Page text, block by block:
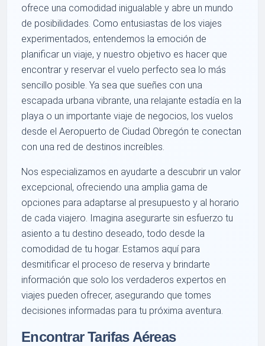
ofrece una comodidad inigualable y abre un mundo
de posibilidades. Como entusiastas de los viajes
experimentados, entendemos la emoción de
planificar un viaje, y nuestro objetivo es hacer que
encontrar y reservar el vuelo perfecto sea lo más
sencillo posible. Ya sea que sueñes con una
escapada urbana vibrante, una relajante estadía en la
playa o un importante viaje de negocios, los vuelos
desde el Aeropuerto de Ciudad Obregón te conectan
con una red de destinos increíbles.
Nos especializamos en ayudarte a descubrir un valor
excepcional, ofreciendo una amplia gama de
opciones para adaptarse al presupuesto y al horario
de cada viajero. Imagina asegurarte sin esfuerzo tu
asiento a tu destino deseado, todo desde la
comodidad de tu hogar. Estamos aquí para
desmitificar el proceso de reserva y brindarte
información que solo los verdaderos expertos en
viajes pueden ofrecer, asegurando que tomes
decisiones informadas para tu próxima aventura.
Encontrar Tarifas Aéreas